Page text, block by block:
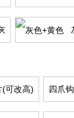
(可改高) 四爪